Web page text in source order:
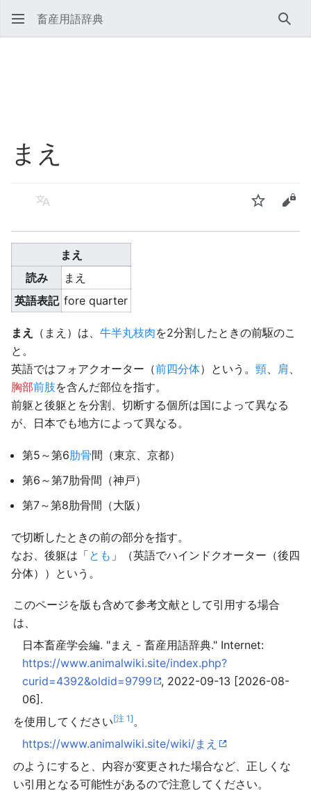
畜産用語辞典 検索
まえ
言語 ウォッチソ
まえ
読み
まえ
英語表記 fore quarter
まえ （まえ）は、 牛半丸枝肉を2分割したときの前駆のこ
と。
英語ではフォアクオーター（前四分体）という。 頸、 肩 、
胸部前肢を含んだ部位を指す。
前躯と後躯とを分割、切断する個所は国によって異なる
が、日本でも地方によって異なる。
第5～第6肋骨間（東京、京都）
第6～第7肋骨間（神戸）
第7～第8肋骨間（大阪）
で切断したときの前の部分を指す。
なお、後躯は「とも 」（英語でハインドクオーター（後四
分体））という。
このページを版も含めて参考文献として引用する場合
は、
日本畜産学会編. "まえ - 畜産用語辞典." Internet:
https://www.animalwiki.site/index.php?
curid=4392&oldid=9799
, 2022-09-13 [2026-08-
06].
を使用してください[注 1]。
https://www.animalwiki.site/wiki/まえ
のようにすると、内容が変更された場合など、正しくな
い引用となる可能性があるので注意してください。